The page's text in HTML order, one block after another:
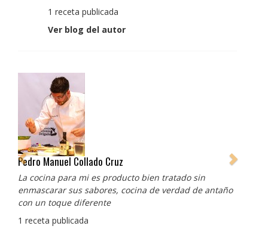
1 receta publicada
Ver blog del autor
Pedro Manuel Collado Cruz
La cocina para mi es producto bien tratado sin
enmascarar sus sabores, cocina de verdad de antaño
con un toque diferente
1 receta publicada